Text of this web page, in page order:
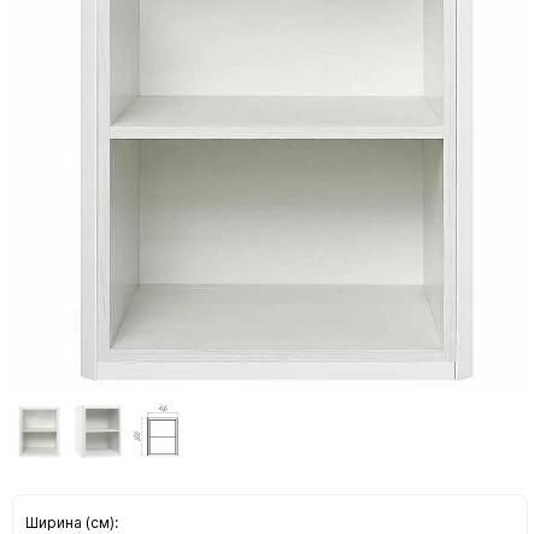
Ширина (см):